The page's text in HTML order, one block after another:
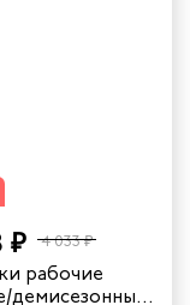
₽ 4 033 ₽
рабочие
демисезонные